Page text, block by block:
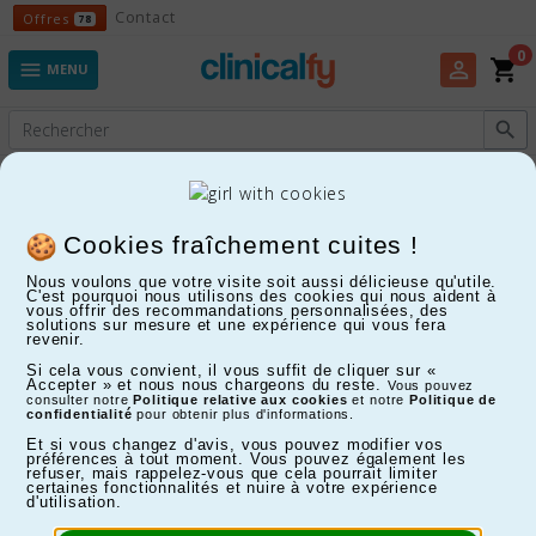
Cookies fraîchement cuites !
Nous voulons que votre visite soit aussi délicieuse qu'utile.
C'est pourquoi nous utilisons des cookies qui nous aident à
vous offrir des recommandations personnalisées, des
solutions sur mesure et une expérience qui vous fera
revenir.
Si cela vous convient, il vous suffit de cliquer sur «
Accepter » et nous nous chargeons du reste.
Vous pouvez
consulter notrePolitique relative aux cookies et notrePolitique de
confidentialité pour obtenir plus d'informations.
Et si vous changez d'avis, vous pouvez modifier vos
préférences à tout moment. Vous pouvez également les
refuser, mais rappelez-vous que cela pourrait limiter
certaines fonctionnalités et nuire à votre expérience
d'utilisation.
Offres 78 OffresContact
 MENU perm_identity shopping_cart
0

Gamelles et abreuvoirs
FILTRER
Affichage 1-5 de 5 article(s)
8%